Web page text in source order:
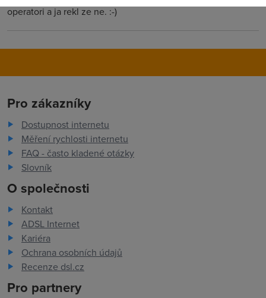
operatori a ja rekl ze ne. :-)
Pro zákazníky
Dostupnost internetu
Měření rychlosti internetu
FAQ - často kladené otázky
Slovník
O společnosti
Kontakt
ADSL Internet
Kariéra
Ochrana osobních údajů
Recenze dsl.cz
Pro partnery